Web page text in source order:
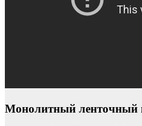
Монолитный ленточный